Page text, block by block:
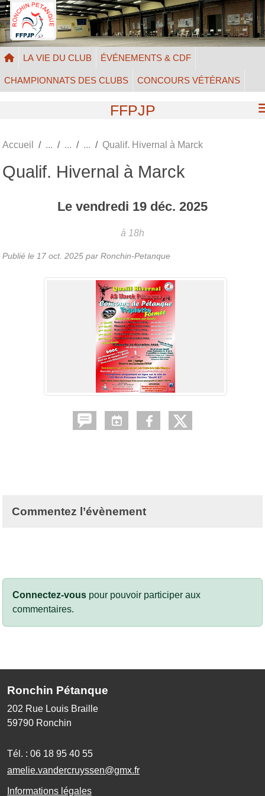
LA VIE DU CLUB ÉVÉNEMENTS & CDF
CHAMPIONNATS DES CLUBS CONCOURS VÉTÉRANS
FFPJP
Accueil Qualif. Hivernal à Marck
Qualif. Hivernal à Marck
Le vendredi 19 déc. 2025
à 18h
Publié le 17 oct. 2025 par Ronchin-Petanque
Commentez l’évènement
Connectez-vous pour pouvoir participer aux
commentaires.
Ronchin Pétanque
202 Rue Louis Braille
59790 Ronchin
Tél. : 06 18 95 40 55
amelie.vandercruyssen@gmx.fr
Informations légales
Panneau de gestion des cookies